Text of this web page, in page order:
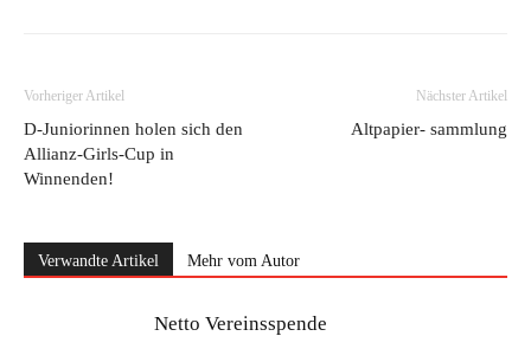
Vorheriger Artikel
D-Juniorinnen holen sich den
Allianz-Girls-Cup in
Winnenden!
Nächster Artikel
Altpapier- sammlung
Verwandte Artikel Mehr vom Autor
Netto Vereinsspende